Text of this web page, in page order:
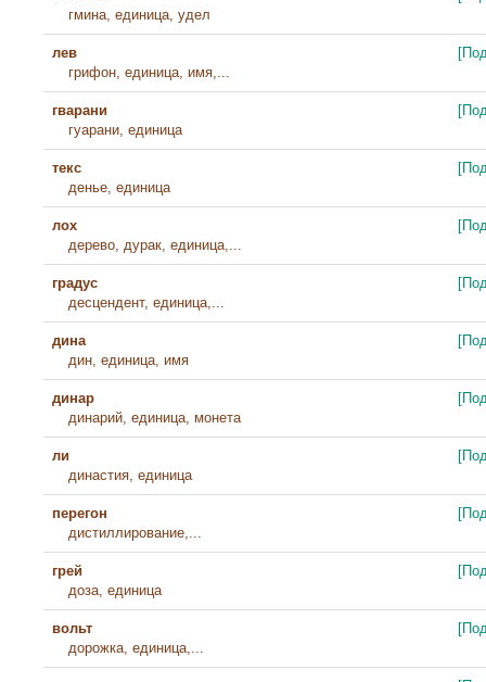
гмина, единица, удел
лев
грифон, единица, имя,...
гварани
гуарани, единица
текс
денье, единица
лох
дерево, дурак, единица,...
градус
десцендент, единица,...
дина
дин, единица, имя
динар
динарий, единица, монета
ли
династия, единица
перегон
дистиллирование,...
грей
доза, единица
вольт
дорожка, единица,...